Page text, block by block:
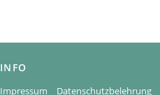
INFO
Impressum Datenschutzbelehrung